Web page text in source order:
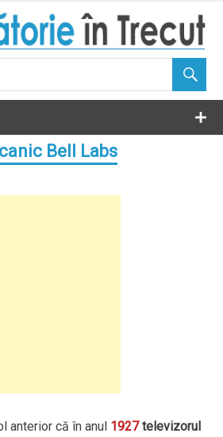
Bell Labs
anterior că în anul 1927 televizorul